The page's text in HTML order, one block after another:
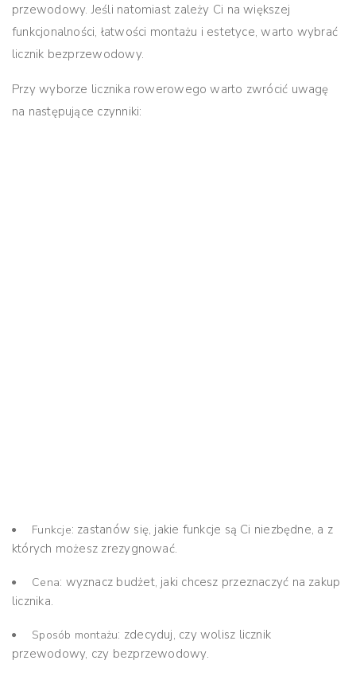
przewodowy. Jeśli natomiast zależy Ci na większej
funkcjonalności, łatwości montażu i estetyce, warto wybrać
licznik bezprzewodowy.
Przy wyborze licznika rowerowego warto zwrócić uwagę
na następujące czynniki:
Funkcje: zastanów się, jakie funkcje są Ci niezbędne, a z
których możesz zrezygnować.
Cena: wyznacz budżet, jaki chcesz przeznaczyć na zakup
licznika.
Sposób montażu: zdecyduj, czy wolisz licznik
przewodowy, czy bezprzewodowy.